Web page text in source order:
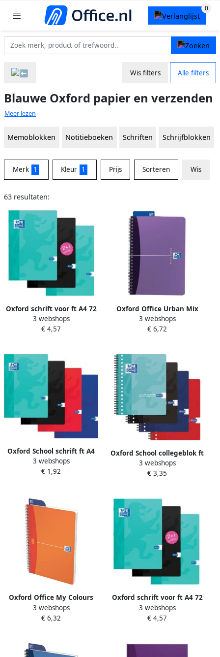
Wis filters Alle filters
Blauwe Oxford papier en verzenden
Meer lezen
Memoblokken Notitieboeken Schriften Schrijfblokken
Merk 1 Kleur 1 Prijs Sorteren Wis
63 resultaten:
Oxford schrift voor ft A4 72
blz met kantlijn gelijnd
voordeelpak van 3 stuks
3 webshops
€ 4,57
Oxford Office Urban Mix
spiraalschrift 180
bladzijden ft A5 geruit 5
3 webshops
€ 6,72
Oxford School schrift ft A4
72 bladzijden met kantlijn
gelijnd geassorteerde
3 webshops
€ 1,92
Oxford School collegeblok ft
A5+ 160 bladzijden 17
gaatjes kantlijn gelijnd
3 webshops
€ 3,35
Oxford Office My Colours
spiraalschrift 180
bladzijden ft A5 gelijnd
3 webshops
€ 6,32
Oxford schrift voor ft A4 72
bladzijden met kantlijn
geruit 10 mm
3 webshops
€ 4,57